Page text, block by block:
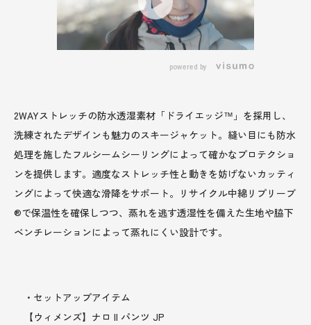
powered by
2WAYストレッチの防水透湿素材「ドライエッジ™」を採用し、
洗練されたデザインも魅力のスキージャケット。縫い目にも防水
処理を施したフルシームシーリングによって確かなプロテクショ
ンを提供します。適度なストレッチ性と動きを妨げないカッティ
ングによって快適な滑降をサポート。リサイクル中綿リプリーブ
®で保温性を確保しつつ、蒸れを逃す透湿性を備えた生地や脇下
ベンチレーションによって蒸れにくい設計です。
・セットアップアイテム
【ウィメンズ】ナロ II パンツ JP